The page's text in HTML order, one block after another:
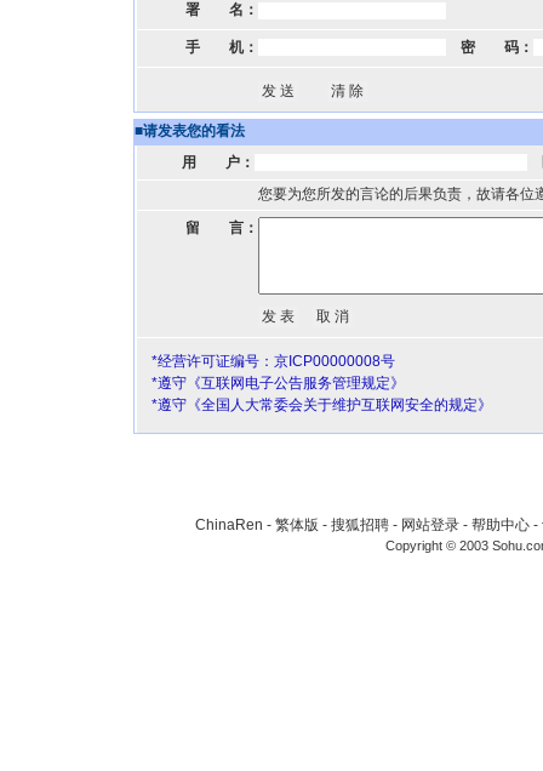
署 名：
手 机： 密 码：
■请发表您的看法
用 户：
您要为您所发的言论的后果负责，故请各位
留 言：
*经营许可证编号：京ICP00000008号
*遵守《互联网电子公告服务管理规定》
*遵守《全国人大常委会关于维护互联网安全的规定》
ChinaRen - 繁体版 - 搜狐招聘 - 网站登录 - 帮助中心 -
Copyright © 2003